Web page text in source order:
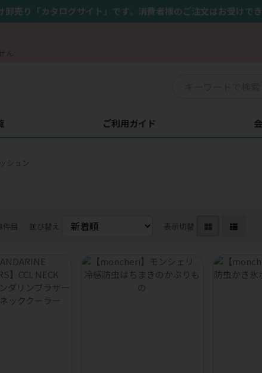
卸売り「カタログサイト」です。消費者様のご注文はお受けで
ん
ご利用ガイド
ション
件目 並び替え 表示切替